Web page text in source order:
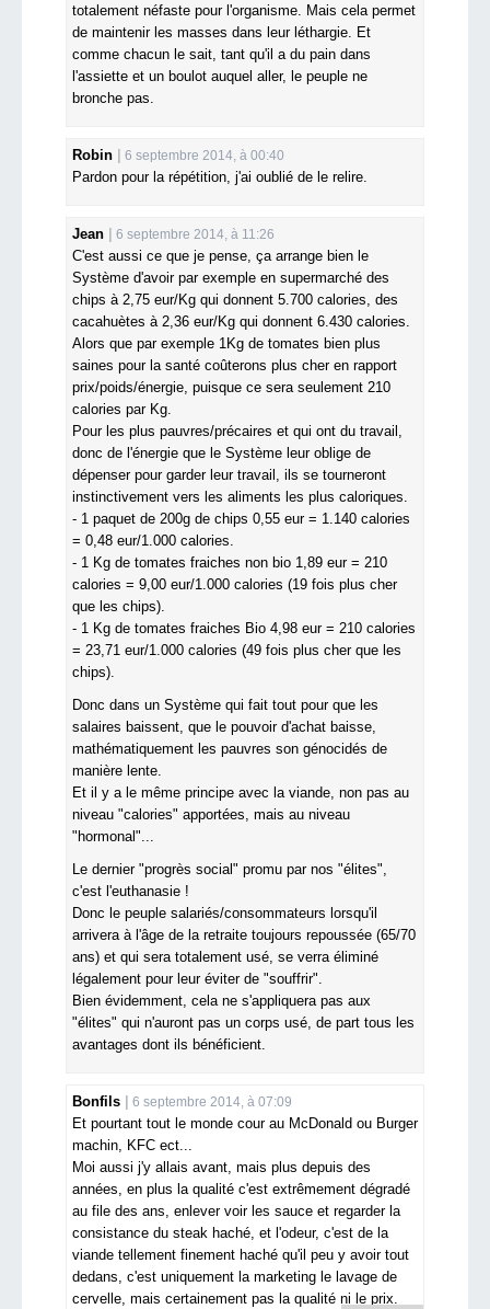
totalement néfaste pour l'organisme. Mais cela permet
de maintenir les masses dans leur léthargie. Et
comme chacun le sait, tant qu'il a du pain dans
l'assiette et un boulot auquel aller, le peuple ne
bronche pas.
Robin 6 septembre 2014, à 00:40
Pardon pour la répétition, j'ai oublié de le relire.
Jean 6 septembre 2014, à 11:26
C'est aussi ce que je pense, ça arrange bien le
Système d'avoir par exemple en supermarché des
chips à 2,75 eur/Kg qui donnent 5.700 calories, des
cacahuètes à 2,36 eur/Kg qui donnent 6.430 calories.
Alors que par exemple 1Kg de tomates bien plus
saines pour la santé coûterons plus cher en rapport
prix/poids/énergie, puisque ce sera seulement 210
calories par Kg.
Pour les plus pauvres/précaires et qui ont du travail,
donc de l'énergie que le Système leur oblige de
dépenser pour garder leur travail, ils se tourneront
instinctivement vers les aliments les plus caloriques.
- 1 paquet de 200g de chips 0,55 eur = 1.140 calories
= 0,48 eur/1.000 calories.
- 1 Kg de tomates fraiches non bio 1,89 eur = 210
calories = 9,00 eur/1.000 calories (19 fois plus cher
que les chips).
- 1 Kg de tomates fraiches Bio 4,98 eur = 210 calories
= 23,71 eur/1.000 calories (49 fois plus cher que les
chips).
Donc dans un Système qui fait tout pour que les
salaires baissent, que le pouvoir d'achat baisse,
mathématiquement les pauvres son génocidés de
manière lente.
Et il y a le même principe avec la viande, non pas au
niveau "calories" apportées, mais au niveau
"hormonal"...
Le dernier "progrès social" promu par nos "élites",
c'est l'euthanasie !
Donc le peuple salariés/consommateurs lorsqu'il
arrivera à l'âge de la retraite toujours repoussée (65/70
ans) et qui sera totalement usé, se verra éliminé
légalement pour leur éviter de "souffrir".
Bien évidemment, cela ne s'appliquera pas aux
"élites" qui n'auront pas un corps usé, de part tous les
avantages dont ils bénéficient.
Bonfils 6 septembre 2014, à 07:09
Et pourtant tout le monde cour au McDonald ou Burger
machin, KFC ect...
Moi aussi j'y allais avant, mais plus depuis des
années, en plus la qualité c'est extrêmement dégradé
au file des ans, enlever voir les sauce et regarder la
consistance du steak haché, et l'odeur, c'est de la
viande tellement finement haché qu'il peu y avoir tout
dedans, c'est uniquement la marketing le lavage de
cervelle, mais certainement pas la qualité ni le prix.